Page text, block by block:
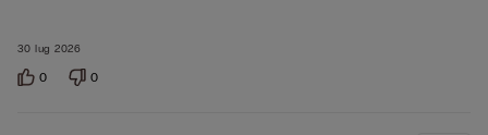
30 lug 2026
0 0